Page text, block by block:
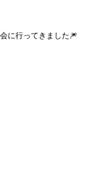
に行ってきました🎆